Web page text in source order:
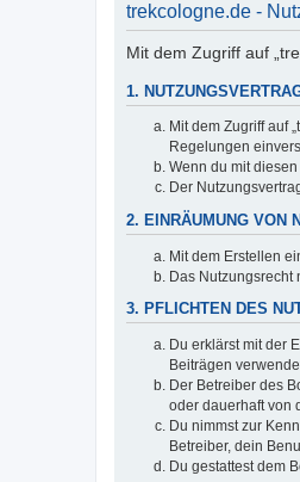
trekcologne.de -
Mit dem Zugriff auf
1.
Mit dem Zugriff auf
Regelungen
Wenn du mit
Der
2. EINRÄUMUNG VON
Mit dem Erstellen
Das Nutzungsrecht
3. PFLICHTEN DES
Du erklärst mit der
Beiträgen
Der Betreiber des
oder dauerhaft von
Du nimmst zur
Betreiber, dein
Du gestattest dem